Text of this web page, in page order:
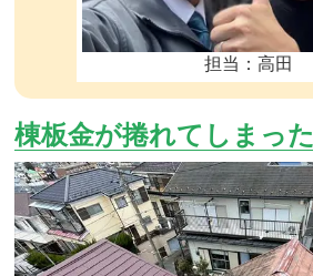
担当：高田
棟板金が捲れてしまった